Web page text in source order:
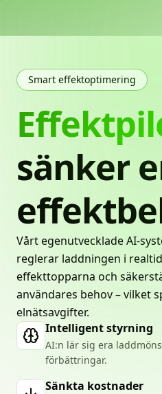
Smart effektoptimering
sänker
Vårt egenutvecklade AI-
reglerar laddningen i
effekttopparna och
användares behov – vilket
elnätsavgifter.
Intelligent styrning
AI:n lär sig era
förbättringar.
Sänkta kostnader